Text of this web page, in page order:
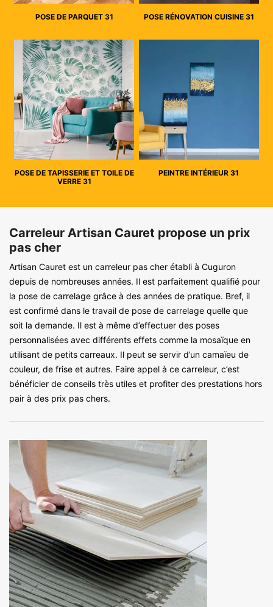
POSE DE PARQUET 31 POSE RÉNOVATION CUISINE 31
POSE DE TAPISSERIE ET TOILE DE
VERRE 31
PEINTRE INTÉRIEUR 31
Carreleur Artisan Cauret propose un prix
pas cher
Artisan Cauret est un carreleur pas cher établi à Cuguron
depuis de nombreuses années. Il est parfaitement qualifié pour
la pose de carrelage grâce à des années de pratique. Bref, il
est confirmé dans le travail de pose de carrelage quelle que
soit la demande. Il est à même d’effectuer des poses
personnalisées avec différents effets comme la mosaïque en
utilisant de petits carreaux. Il peut se servir d’un camaïeu de
couleur, de frise et autres. Faire appel à ce carreleur, c’est
bénéficier de conseils très utiles et profiter des prestations hors
pair à des prix pas chers.